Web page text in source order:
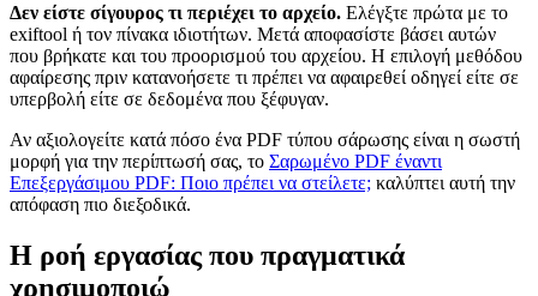
Δεν είστε σίγουρος τι περιέχει το αρχείο. Ελέγξτε πρώτα με το
exiftool ή τον πίνακα ιδιοτήτων. Μετά αποφασίστε βάσει αυτών
που βρήκατε και του προορισμού του αρχείου. Η επιλογή μεθόδου
αφαίρεσης πριν κατανοήσετε τι πρέπει να αφαιρεθεί οδηγεί είτε σε
υπερβολή είτε σε δεδομένα που ξέφυγαν.
Αν αξιολογείτε κατά πόσο ένα PDF τύπου σάρωσης είναι η σωστή
μορφή για την περίπτωσή σας, το Σαρωμένο PDF έναντι
Επεξεργάσιμου PDF: Ποιο πρέπει να στείλετε; καλύπτει αυτή την
απόφαση πιο διεξοδικά.
Η ροή εργασίας που πραγματικά
χρησιμοποιώ